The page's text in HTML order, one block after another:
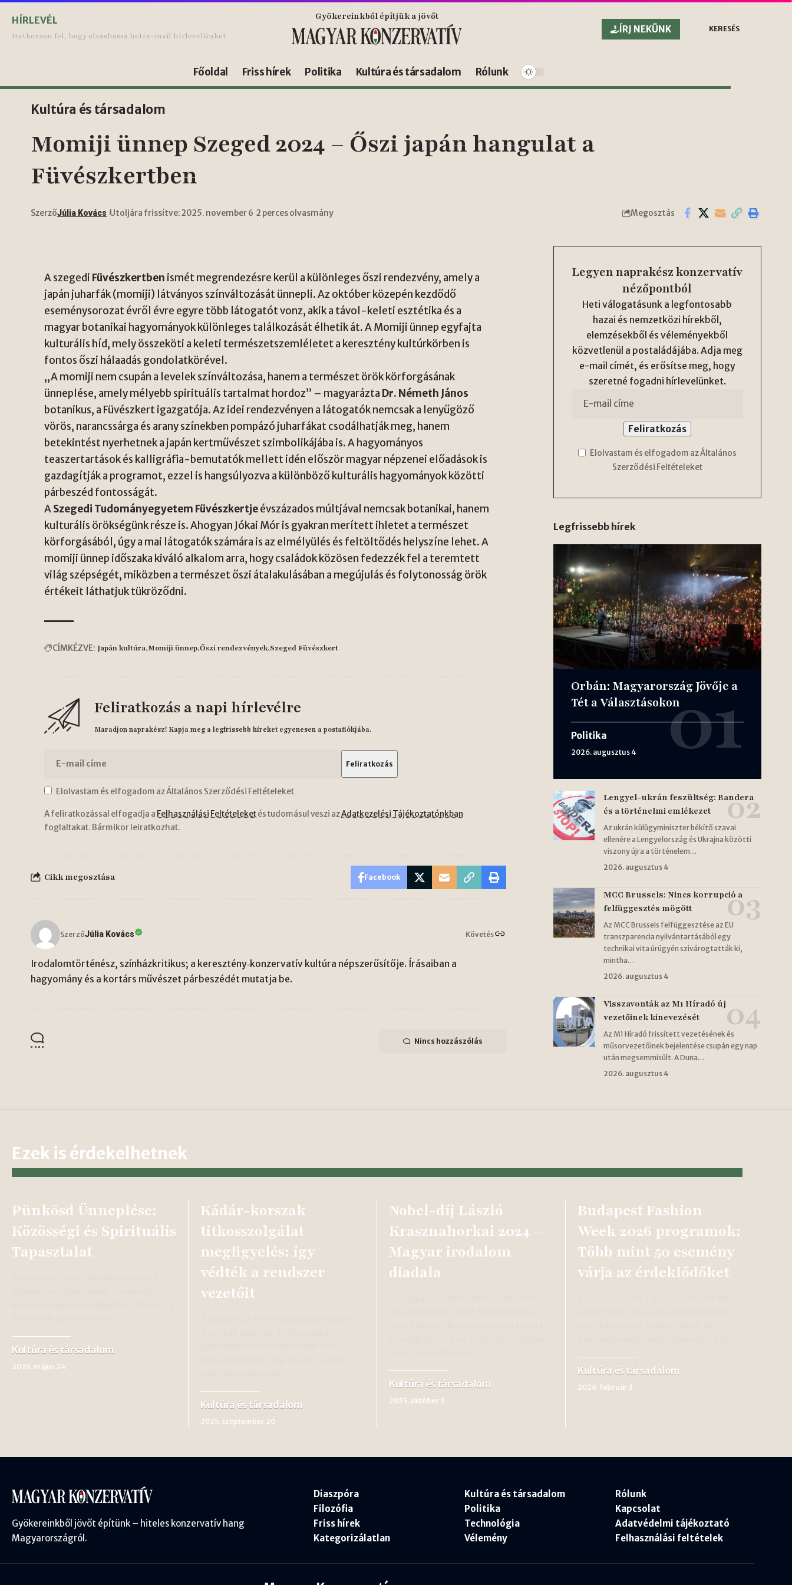
HÍRLEVÉL
Iratkozzon fel, hogy olvashassa heti e-mail hírlevelünket.
Gyökereinkből építjük a jövőt
ÍRJ NEKÜNK
KERESÉS
Főoldal Friss hírek Politika Kultúra és társadalom Rólunk
Kultúra és társadalom
Momiji ünnep Szeged 2024 – Őszi japán hangulat a
Füvészkertben
SzerzőJúlia Kovács Utoljára frissítve: 2025. november 6 2 perces olvasmány Megosztás
A szegedi Füvészkertben ismét megrendezésre kerül a különleges őszi rendezvény, amely a
japán juharfák (momiji) látványos színváltozását ünnepli. Az október közepén kezdődő
eseménysorozat évről évre egyre több látogatót vonz, akik a távol-keleti esztétika és a
magyar botanikai hagyományok különleges találkozását élhetik át. A Momiji ünnep egyfajta
kulturális híd, mely összeköti a keleti természetszemléletet a keresztény kultúrkörben is
fontos őszi hálaadás gondolatkörével.
„A momiji nem csupán a levelek színváltozása, hanem a természet örök körforgásának
ünneplése, amely mélyebb spirituális tartalmat hordoz” – magyarázta Dr. Németh János
botanikus, a Füvészkert igazgatója. Az idei rendezvényen a látogatók nemcsak a lenyűgöző
vörös, narancssárga és arany színekben pompázó juharfákat csodálhatják meg, hanem
betekintést nyerhetnek a japán kertművészet szimbolikájába is. A hagyományos
teaszertartások és kalligráfia-bemutatók mellett idén először magyar népzenei előadások is
gazdagítják a programot, ezzel is hangsúlyozva a különböző kulturális hagyományok közötti
párbeszéd fontosságát.
ASzegedi Tudományegyetem Füvészkertjeévszázados múltjával nemcsak botanikai, hanem
kulturális örökségünk része is. Ahogyan Jókai Mór is gyakran merített ihletet a természet
körforgásából, úgy a mai látogatók számára is az elmélyülés és feltöltődés helyszíne lehet. A
momiji ünnep időszaka kiváló alkalom arra, hogy családok közösen fedezzék fel a teremtett
világ szépségét, miközben a természet őszi átalakulásában a megújulás és folytonosság örök
értékeit láthatjuk tükröződni.
CÍMKÉZVE: Japán kultúra Momiji ünnep Őszi rendezvények Szeged Füvészkert
Feliratkozás a napi hírlevélre
Maradjon naprakész! Kapja meg a legfrissebb híreket egyenesen a postafiókjába.
Elolvastam és elfogadom az Általános Szerződési Feltételeket
A feliratkozással elfogadja a Felhasználási Feltételeketés tudomásul veszi azAdatkezelési Tájékoztatónkban
foglaltakat. Bármikor leiratkozhat.
Cikk megosztása Facebook
SzerzőJúlia Kovács Követés
Irodalomtörténész, színházkritikus; a keresztény‑konzervatív kultúra népszerűsítője. Írásaiban a
hagyomány és a kortárs művészet párbeszédét mutatja be.
Nincs hozzászólás
Legyen naprakész konzervatív
nézőpontból
Heti válogatásunk a legfontosabb
hazai és nemzetközi hírekből,
elemzésekből és véleményekből
közvetlenül a postaládájába. Adja meg
e-mail címét, és erősítse meg, hogy
szeretné fogadni hírlevelünket.
Elolvastam és elfogadom az Általános
Szerződési Feltételeket
Legfrissebb hírek
Orbán: Magyarország Jövője a
Tét a Választásokon
Politika
2026. augusztus 4
Lengyel-ukrán feszültség: Bandera
és a történelmi emlékezet
Az ukrán külügyminiszter békítő szavai
ellenére a Lengyelország és Ukrajna közötti
viszony újra a történelem…
2026. augusztus 4
MCC Brussels: Nincs korrupció a
felfüggesztés mögött
Az MCC Brussels felfüggesztése az EU
transzparencia nyilvántartásából egy
technikai vita ürügyén szivárogtatták ki,
mintha…
2026. augusztus 4
Visszavonták az M1 Híradó új
vezetőinek kinevezését
Az M1 Híradó frissített vezetésének és
műsorvezetőinek bejelentése csupán egy nap
után megsemmisült. A Duna…
2026. augusztus 4
Ezek is érdekelhetnek
Pünkösd Ünneplése:
Közösségi és Spirituális
Tapasztalat
Kultúra és társadalom
2026. május 24
Kádár-korszak
titkosszolgálat
megfigyelés: így
védték a rendszer
vezetőit
Kultúra és társadalom
2025. szeptember 20
Nobel-díj László
Krasznahorkai 2024 –
Magyar irodalom
diadala
Kultúra és társadalom
2025. október 9
Budapest Fashion
Week 2026 programok:
Több mint 50 esemény
várja az érdeklődőket
Kultúra és társadalom
2026. február 3
Gyökereinkből jövőt építünk – hiteles konzervatív hang
Magyarországról.
Diaszpóra
Filozófia
Friss hírek
Kategorizálatlan
Kultúra és társadalom
Politika
Technológia
Vélemény
Rólunk
Kapcsolat
Adatvédelmi tájékoztató
Felhasználási feltételek